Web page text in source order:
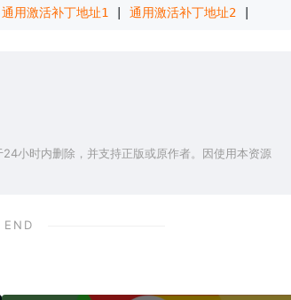
通用激活补丁地址1 通用激活补丁地址2
小时内删除，并支持正版或原作者。因使用本资源
END